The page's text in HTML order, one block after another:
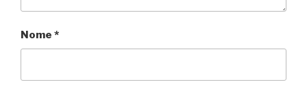
Nome *